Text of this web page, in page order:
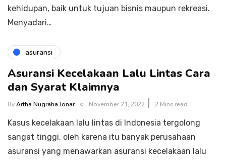
kehidupan, baik untuk tujuan bisnis maupun rekreasi.
Menyadari…
asuransi
Asuransi Kecelakaan Lalu Lintas Cara
dan Syarat Klaimnya
ByArtha Nugraha Jonar November 21, 2022 2 Mins read
Kasus kecelakaan lalu lintas di Indonesia tergolong
sangat tinggi, oleh karena itu banyak perusahaan
asuransi yang menawarkan asuransi kecelakaan lalu